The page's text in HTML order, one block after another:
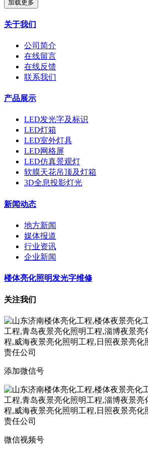
加载更多
关于我们
公司简介
在线留言
在线反馈
联系我们
产品展示
LED发光字及标识
LED灯箱
LED室外灯具
LED网格屏
LED仿真景观灯
软膜天花吊顶及灯箱
3D全息投影灯光
新闻动态
地方新闻
媒体报道
行业资讯
企业新闻
楼体亮化照明发光字维修
关注我们
添加微信号
微信视频号